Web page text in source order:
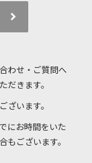
わせ・ご質問へ
だきます。
ざいます。
にお時間をいた
もございます。